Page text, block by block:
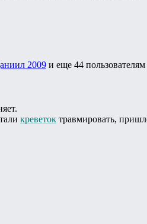
2009 и еще 44 пользователям
креветок травмировать,